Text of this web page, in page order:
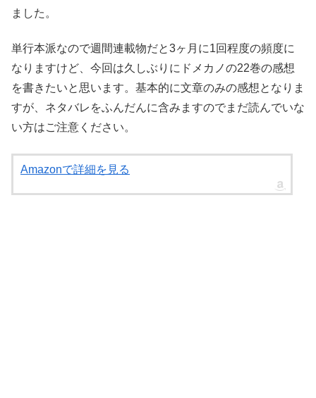
ました。
単行本派なので週間連載物だと3ヶ月に1回程度の頻度に
なりますけど、今回は久しぶりにドメカノの22巻の感想
を書きたいと思います。基本的に文章のみの感想となりま
すが、ネタバレをふんだんに含みますのでまだ読んでいな
い方はご注意ください。
Amazonで詳細を見る